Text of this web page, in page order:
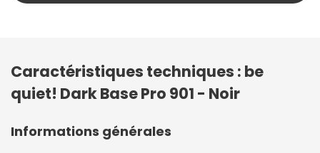
Caractéristiques techniques : be
quiet! Dark Base Pro 901 - Noir
Informations générales